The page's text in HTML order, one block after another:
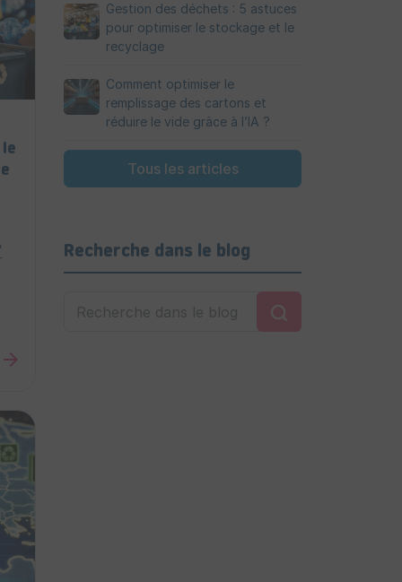
arrow_forward
Gestion des déchets : 5 astuces
pour optimiser le stockage et le
recyclage
Comment optimiser le
remplissage des cartons et
réduire le vide grâce à l’IA ?
Tous les articles
Recherche dans le blog